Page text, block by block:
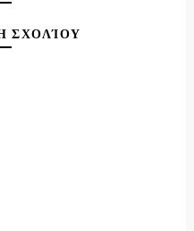
ΣΧΟΛΊΟΥ